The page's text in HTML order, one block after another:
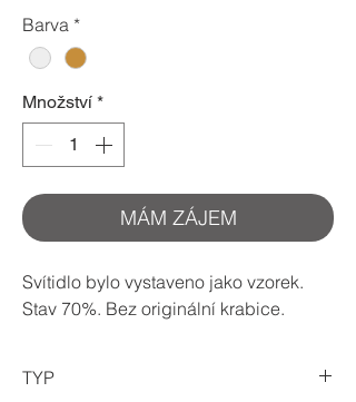
Barva *
Množství *
MÁM ZÁJEM
Svítidlo bylo vystaveno jako vzorek.
Stav 70%. Bez originální krabice.
TYP